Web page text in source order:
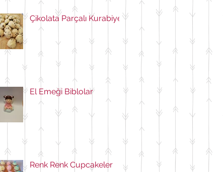
Çikolata Parçalı Kurabiye
El Emeği Biblolar
Renk Renk Cupcakeler